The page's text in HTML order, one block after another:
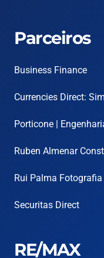
Parceiros
Business Finance
Currencies Direct:
Porticone |
Ruben Almenar
Rui Palma Fotografia
Securitas Direct
RE/MAX